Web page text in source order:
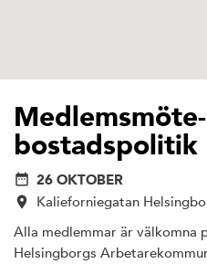
bostadspolitik
26 OKTOBER
Kalieforniegatan
Alla medlemmar är välkomna
Helsingborgs